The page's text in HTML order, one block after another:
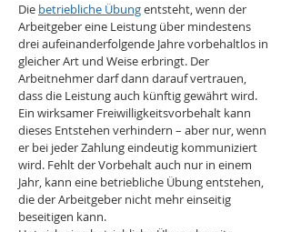
Die betriebliche Übung entsteht, wenn der
Arbeitgeber eine Leistung über mindestens
drei aufeinanderfolgende Jahre vorbehaltlos in
gleicher Art und Weise erbringt. Der
Arbeitnehmer darf dann darauf vertrauen,
dass die Leistung auch künftig gewährt wird.
Ein wirksamer Freiwilligkeitsvorbehalt kann
dieses Entstehen verhindern – aber nur, wenn
er bei jeder Zahlung eindeutig kommuniziert
wird. Fehlt der Vorbehalt auch nur in einem
Jahr, kann eine betriebliche Übung entstehen,
die der Arbeitgeber nicht mehr einseitig
beseitigen kann.